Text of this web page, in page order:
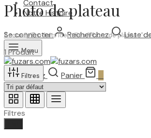
Contact
Notre Histoire
Se connecter Recherchez Liste
Menu
Recherchez Panier
Photo de plateau
Accueil/Produits identifiés “Photo de plateau”
1 Produit
Filtres
Filtres